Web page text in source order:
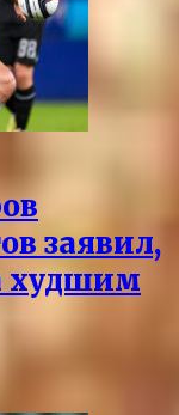
заявил,
худшим